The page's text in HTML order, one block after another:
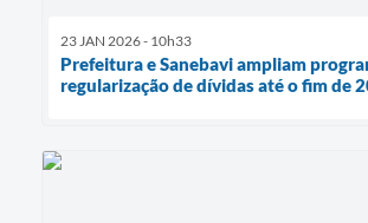
23 JAN 2026 - 10h33
Prefeitura e Sanebavi ampliam
regularização de dívidas até o fim de